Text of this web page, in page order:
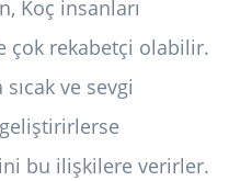
Koç insanları
çok rekabetçi olabilir.
ve sevgi
bu ilişkilere verirler.